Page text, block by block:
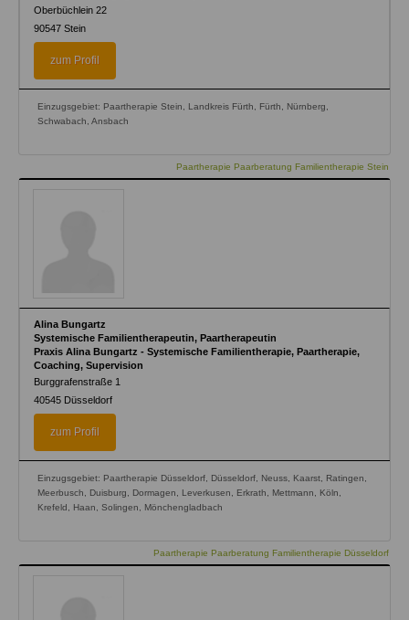
Oberbüchlein 22
90547 Stein
zum Profil
Einzugsgebiet: Paartherapie Stein, Landkreis Fürth, Fürth, Nürnberg,
Schwabach, Ansbach
Paartherapie Paarberatung Familientherapie Stein
Alina Bungartz
Systemische Familientherapeutin, Paartherapeutin
Praxis Alina Bungartz - Systemische Familientherapie, Paartherapie,
Coaching, Supervision
Burggrafenstraße 1
40545 Düsseldorf
zum Profil
Einzugsgebiet: Paartherapie Düsseldorf, Düsseldorf, Neuss, Kaarst, Ratingen,
Meerbusch, Duisburg, Dormagen, Leverkusen, Erkrath, Mettmann, Köln,
Krefeld, Haan, Solingen, Mönchengladbach
Paartherapie Paarberatung Familientherapie Düsseldorf